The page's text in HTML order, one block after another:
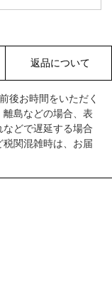
返品について
後お時間をいただく
島などの場合、表
どで遅延する場合
関混雑時は、お届